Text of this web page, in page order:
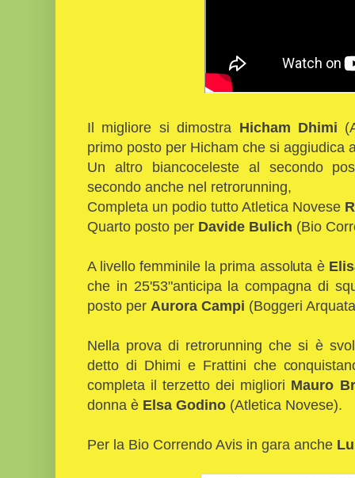
Il migliore si dimostra Hicham Dhimi
primo posto per Hicham che si aggiudica
Un altro biancoceleste al secondo
secondo anche nel retrorunning,
Completa un podio tutto Atletica Novese
Quarto posto per Davide Bulich (Bio
A livello femminile la prima assoluta è
che in 25'53"anticipa la compagna di
posto per Aurora Campi (Boggeri
Nella prova di retrorunning che si è
detto di Dhimi e Frattini che
completa il terzetto dei migliori Mauro
donna è Elsa Godino (Atletica Novese).
Per la Bio Correndo Avis in gara anche